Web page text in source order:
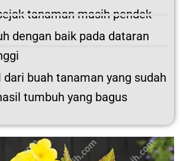
tanaman masih pendek
dengan baik pada dataran
buah tanaman yang sudah
tumbuh yang bagus